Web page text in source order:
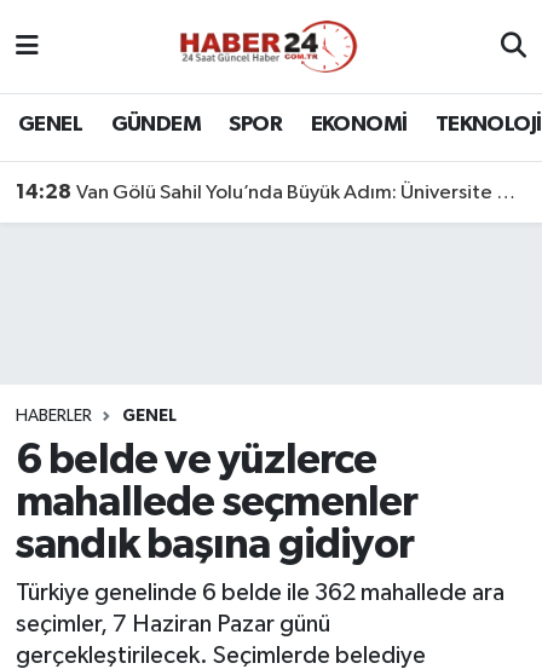
GENEL GÜNDEM SPOR EKONOMİ TEKNOLOJİ
14:28 Van Gölü Sahil Yolu’nda Büyük Adım: Üniversite Bağlantı Etabı Tamamlandı
HABERLER GENEL
6 belde ve yüzlerce
mahallede seçmenler
sandık başına gidiyor
Türkiye genelinde 6 belde ile 362 mahallede ara
seçimler, 7 Haziran Pazar günü
gerçekleştirilecek. Seçimlerde belediye
Nöbetçi Eczaneler
Son Dakika Haberleri
Haber Arşivi